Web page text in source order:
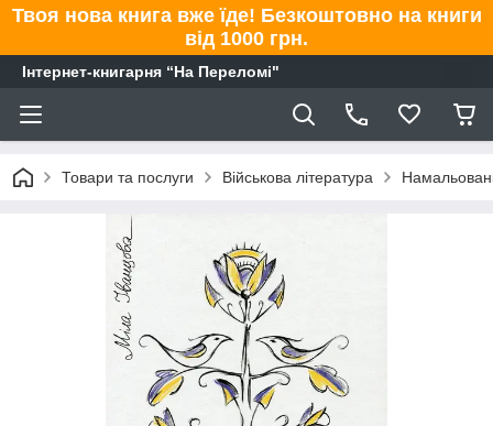
Твоя нова книга вже їде! Безкоштовно на книги
від 1000 грн.
Інтернет-книгарня “На Переломі"
Товари та послуги Військова література